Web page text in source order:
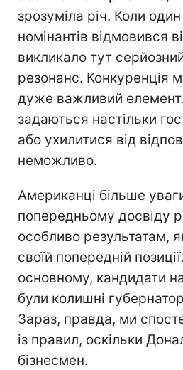
зрозуміла річ. Коли
номінантів відмовився
викликало тут
резонанс. Конкуренція
дуже важливий
задаються настільки
або ухилитися від
неможливо.
Американці більше
попередньому досвіду
особливо результатам,
своїй попередній
основному, кандидати
були колишні
Зараз, правда, ми
із правил, оскільки
бізнесмен.